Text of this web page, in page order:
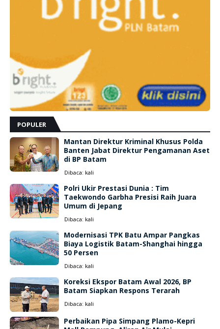
POPULER
Mantan Direktur Kriminal Khusus Polda
Banten Jabat Direktur Pengamanan Aset
di BP Batam
Dibaca: kali
Polri Ukir Prestasi Dunia : Tim
Taekwondo Garbha Presisi Raih Juara
Umum di Jepang
Dibaca: kali
Modernisasi TPK Batu Ampar Pangkas
Biaya Logistik Batam-Shanghai hingga
50 Persen
Dibaca: kali
Koreksi Ekspor Batam Awal 2026, BP
Batam Siapkan Respons Terarah
Dibaca: kali
Perbaikan Pipa Simpang Plamo-Kepri